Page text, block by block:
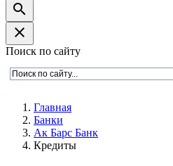
search
close
Поиск по сайту
Главная
Банки
Ак Барс Банк
Кредиты